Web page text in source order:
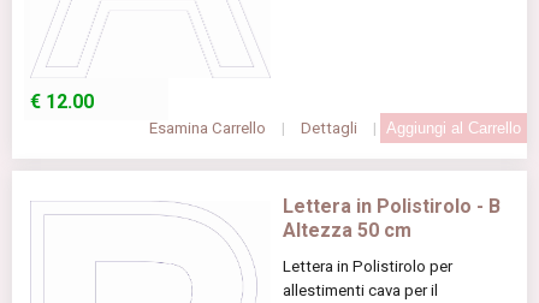
€ 12.00
Esamina Carrello | Dettagli |
Lettera in Polistirolo - B
Altezza 50 cm
Lettera in Polistirolo per
allestimenti cava per il